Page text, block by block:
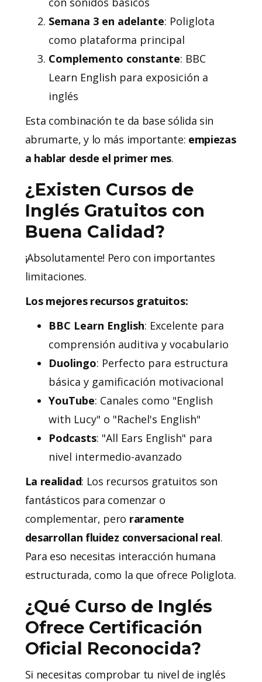
Semana 3 en adelante: Poliglota
como plataforma principal
Complemento constante: BBC
Learn English para exposición a
inglés
Esta combinación te da base sólida sin
abrumarte, y lo más importante: empiezas
a hablar desde el primer mes.
¿Existen Cursos de
Inglés Gratuitos con
Buena Calidad?
¡Absolutamente! Pero con importantes
limitaciones.
Los mejores recursos gratuitos:
BBC Learn English: Excelente para
comprensión auditiva y vocabulario
Duolingo: Perfecto para estructura
básica y gamificación motivacional
YouTube: Canales como "English
with Lucy" o "Rachel's English"
Podcasts: "All Ears English" para
nivel intermedio-avanzado
La realidad: Los recursos gratuitos son
fantásticos para comenzar o
complementar, pero raramente
desarrollan fluidez conversacional real.
Para eso necesitas interacción humana
estructurada, como la que ofrece Poliglota.
¿Qué Curso de Inglés
Ofrece Certificación
Oficial Reconocida?
Si necesitas comprobar tu nivel de inglés